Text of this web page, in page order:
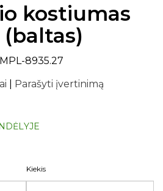
kostiumas
8935.27
Parašyti įvertinimą
Kiekis